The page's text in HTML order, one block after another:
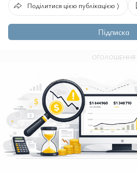
Поділитися цією публікацією ⟩
Підписка
ОГОЛОШЕННЯ